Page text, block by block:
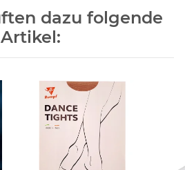
dazu folgende
Artikel: